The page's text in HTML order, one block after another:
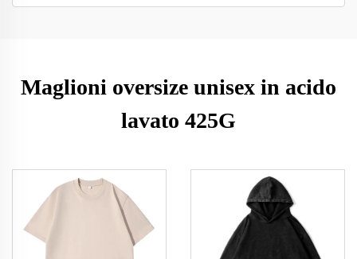
Maglioni oversize unisex in acido
lavato 425G